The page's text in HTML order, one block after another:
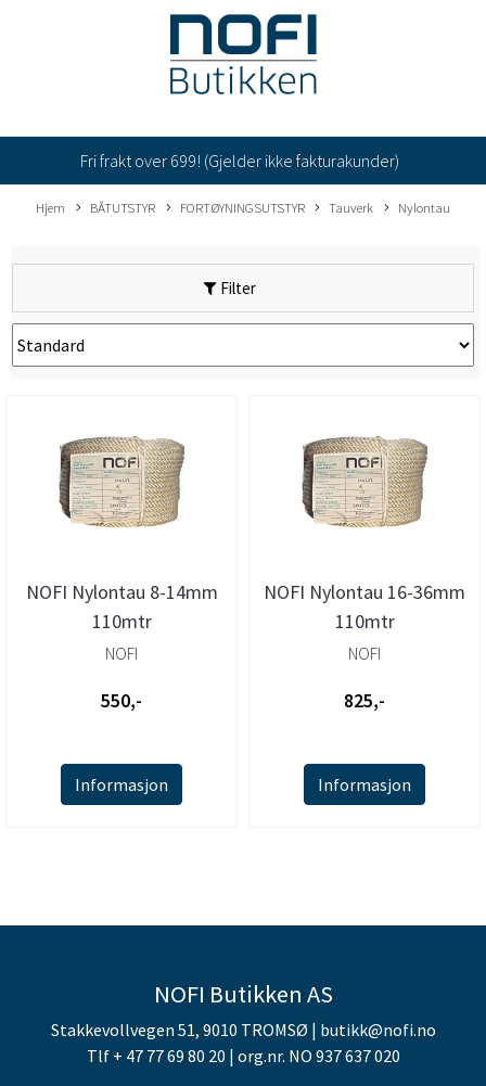
Fri frakt over 699! (Gjelder ikke fakturakunder)
Hjem BÅTUTSTYR FORTØYNINGSUTSTYR Tauverk Nylontau
Filter
NOFI Nylontau 8-14mm
110mtr
NOFI
550,-
Informasjon
NOFI Nylontau 16-36mm
110mtr
NOFI
825,-
Informasjon
NOFI Butikken AS
Stakkevollvegen 51, 9010 TROMSØ | butikk@nofi.no
Tlf + 47 77 69 80 20 | org.nr. NO 937 637 020